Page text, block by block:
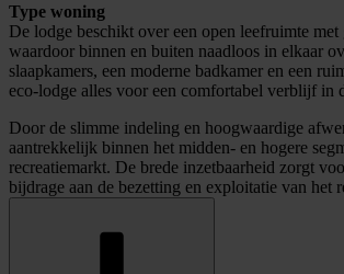
Type woning
De lodge beschikt over een open leefruimte met
waardoor binnen en buiten naadloos in elkaar
slaapkamers, een moderne badkamer en een
eco-lodge alles voor een comfortabel verblijf in
Door de slimme indeling en hoogwaardige
aantrekkelijk binnen het midden- en hogere
recreatiemarkt. De brede inzetbaarheid zorgt
bijdrage aan de bezetting en exploitatie van het